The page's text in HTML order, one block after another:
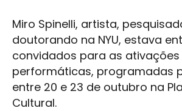
Miro Spinelli, artista,
doutorando na NYU, estava
convidados para as ativações
performáticas, programadas
entre 20 e 23 de outubro na
Cultural.